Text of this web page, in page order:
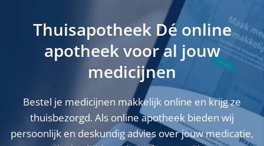
Thuisapotheek Dé online
apotheekvooral jouw
medicijnen
Bestel je medicijnen makkelijk online en krijgze
thuisbezorgd. Als online apotheek bieden wij
persoonlijk en deskundigadvies overjouwmedicatie,